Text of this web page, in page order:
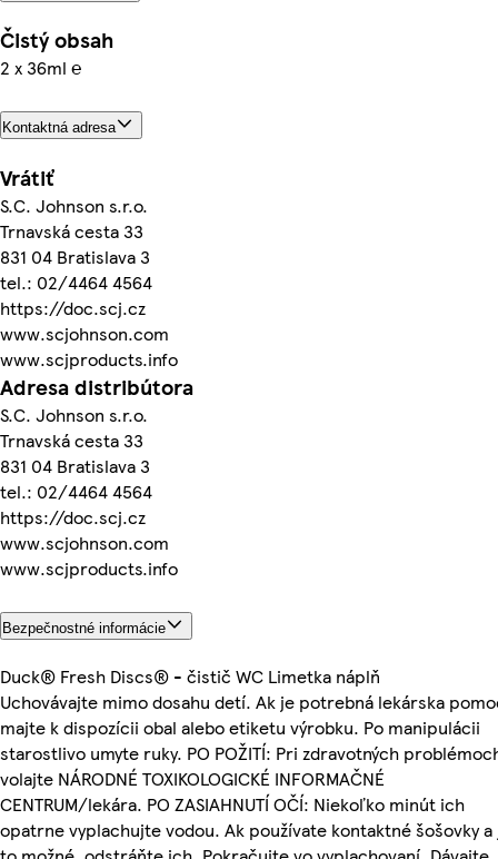
Čistý obsah
2 x 36ml ℮
Kontaktná adresa
Vrátiť
S.C. Johnson s.r.o.
Trnavská cesta 33
831 04 Bratislava 3
tel.: 02/4464 4564
https://doc.scj.cz
www.scjohnson.com
www.scjproducts.info
Adresa distribútora
S.C. Johnson s.r.o.
Trnavská cesta 33
831 04 Bratislava 3
tel.: 02/4464 4564
https://doc.scj.cz
www.scjohnson.com
www.scjproducts.info
Bezpečnostné informácie
Duck® Fresh Discs® - čistič WC Limetka náplň
Uchovávajte mimo dosahu detí. Ak je potrebná lekárska
majte k dispozícii obal alebo etiketu výrobku. Po manipulácii
starostlivo umyte ruky. PO POŽITÍ: Pri zdravotných
volajte NÁRODNÉ TOXIKOLOGICKÉ INFORMAČNÉ
CENTRUM/lekára. PO ZASIAHNUTÍ OČÍ: Niekoľko minút ich
opatrne vyplachujte vodou. Ak používate kontaktné šošovky a